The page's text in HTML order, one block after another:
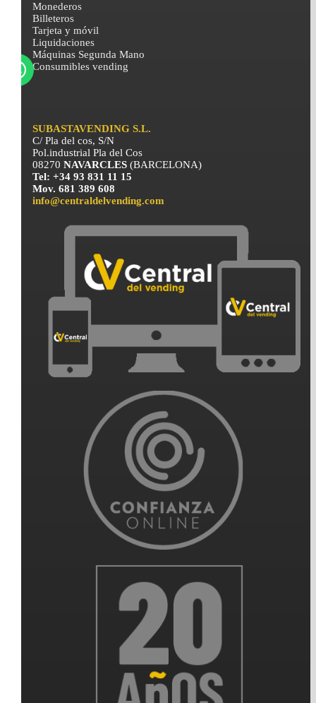
Monederos
Billeteros
Tarjeta y móvil
Liquidaciones
Máquinas Segunda Mano
Consumibles vending
SUBASTAVENDING S.L.
C/ Pla del cos, S/N
Pol.industrial Pla del Cos
08270NAVARCLES(BARCELONA)
Tel: +34 93 831 11 15
Mov. 681 389 608
info@centraldelvending.com